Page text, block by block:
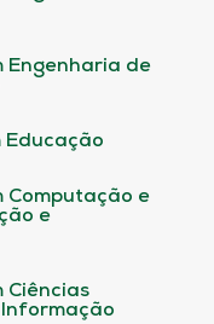
Engenharia de
Educação
Computação e
e
Ciências
Informação